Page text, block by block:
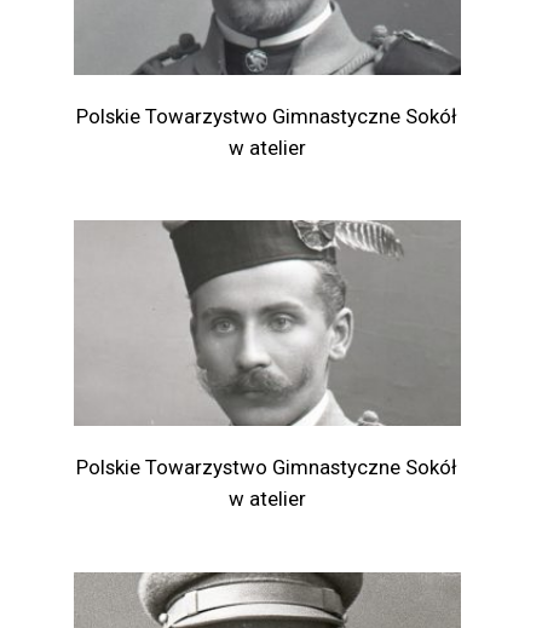
Polskie Towarzystwo Gimnastyczne Sokół
w atelier
Polskie Towarzystwo Gimnastyczne Sokół
w atelier